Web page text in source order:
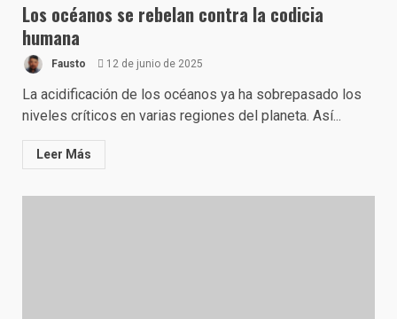
Los océanos se rebelan contra la codicia
humana
Fausto 12 de junio de 2025
La acidificación de los océanos ya ha sobrepasado los
niveles críticos en varias regiones del planeta. Así...
Leer Más